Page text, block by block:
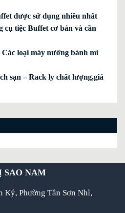
được sử dụng nhiều nhất
cụ tiệc Buffet cơ bản và cần
loại máy nướng bánh mì
sạn – Rack ly chất lượng,giá
SAO NAM
Ký, Phường Tân Sơn Nhì,